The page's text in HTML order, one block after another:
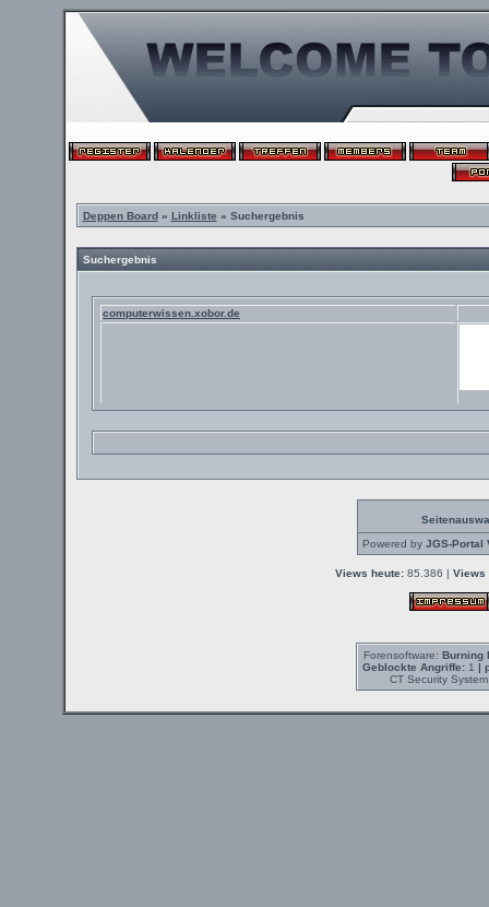
Deppen Board» Linkliste » Suchergebnis
Suchergebnis
computerwissen.xobor.de
Powered by JGS-Portal
Views heute: 85.386 | Views
Forensoftware: Burning
Geblockte Angriffe:1 |
CT Security